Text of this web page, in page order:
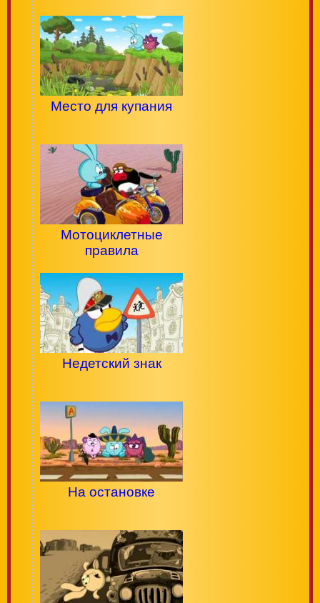
Место для купания
Мотоциклетные
правила
Недетский знак
На остановке